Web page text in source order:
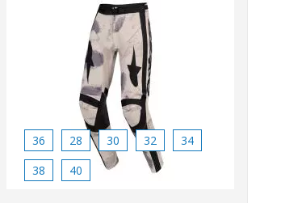
36 28 30 32
34
38
40